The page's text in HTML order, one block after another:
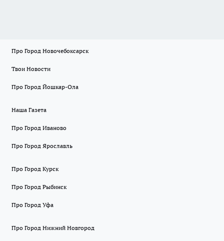
Про Город Новочебоксарск
Твои Новости
Про Город Йошкар-Ола
Наша Газета
Про Город Иваново
Про Город Ярославль
Про Город Курск
Про Город Рыбинск
Про Город Уфа
Про Город Нижний Новгород